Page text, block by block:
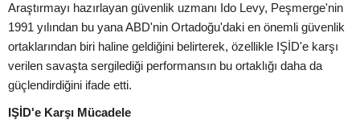
Araştırmayı hazırlayan güvenlik uzmanı Ido Levy, Peşmerge'nin
1991 yılından bu yana ABD'nin Ortadoğu'daki en önemli güvenlik
ortaklarından biri haline geldiğini belirterek, özellikle IŞİD'e karşı
verilen savaşta sergilediği performansın bu ortaklığı daha da
güçlendirdiğini ifade etti.
IŞİD'e Karşı Mücadele